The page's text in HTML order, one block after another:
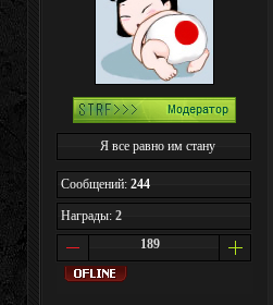
Я все равно им стану
Сообщений: 244
Награды: 2
189